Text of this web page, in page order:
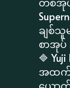
ချစ်
စာအုပ်
🔷
အထက်